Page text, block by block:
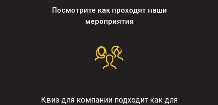
Посмотрите как проходят наши
мероприятия
Квиз для компании подходит как для